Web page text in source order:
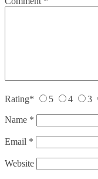
Rating* 5 4 3
Name *
Email *
Website